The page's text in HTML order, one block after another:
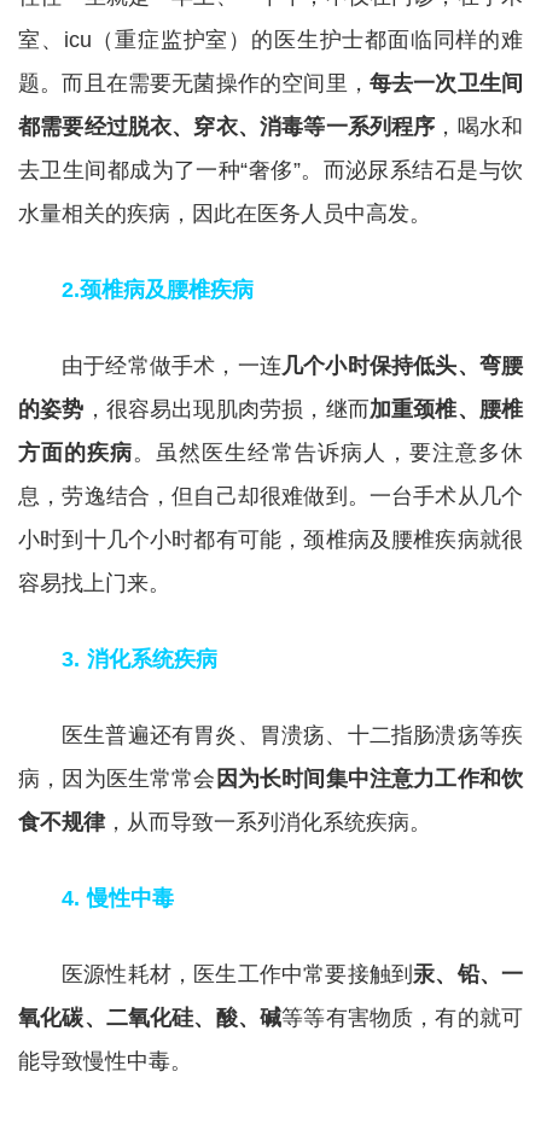
室、icu（重症监护室）的医生护士都面临同样的难
题。而且在需要无菌操作的空间里， 每去一次卫生间
都需要经过脱衣、穿衣、消毒等一系列程序 ，喝水和
去卫生间都成为了一种“奢侈”。而泌尿系结石是与饮
水量相关的疾病，因此在医务人员中高发。
2.颈椎病及腰椎疾病
由于经常做手术，一连几个小时保持低头、弯腰
的姿势 ，很容易出现肌肉劳损，继而加重颈椎、腰椎
方面的疾病。虽然医生经常告诉病人，要注意多休
息，劳逸结合，但自己却很难做到。一台手术从几个
小时到十几个小时都有可能，颈椎病及腰椎疾病就很
容易找上门来。
3. 消化系统疾病
医生普遍还有胃炎、胃溃疡、十二指肠溃疡等疾
病，因为医生常常会 因为长时间集中注意力工作和饮
食不规律，从而导致一系列消化系统疾病。
4. 慢性中毒
医源性耗材，医生工作中常要接触到 汞、铅、一
氧化碳、二氧化硅、酸、碱等等有害物质，有的就可
能导致慢性中毒。